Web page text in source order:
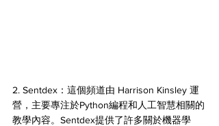
2. Sentdex：這個頻道由 Harrison Kinsley 運
營，主要專注於Python編程和人工智慧相關的
教學內容。Sentdex提供了許多關於機器學